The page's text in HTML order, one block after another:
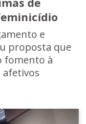
e
proposta que
fomento à
afetivos